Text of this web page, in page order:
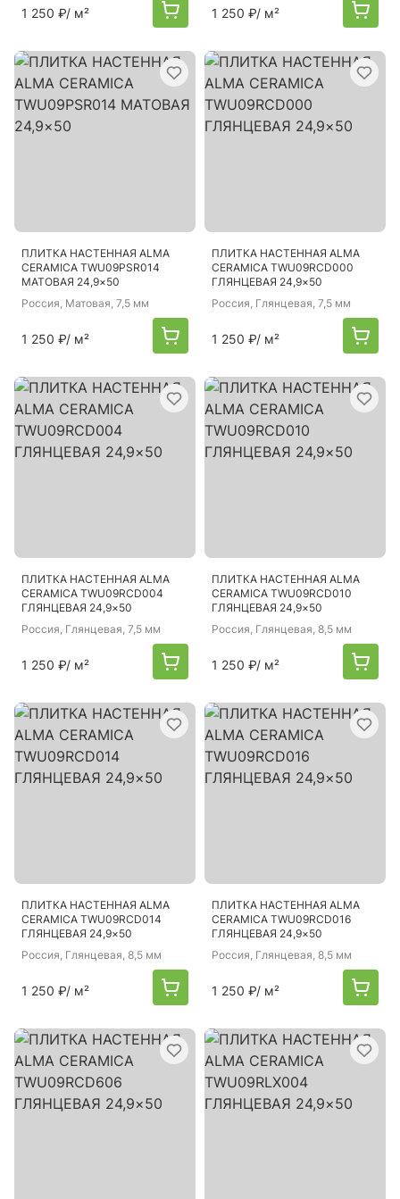
1 250 ₽/ м² 1 250 ₽/ м²
ПЛИТКА НАСТЕННАЯ ALMA
CERAMICA TWU09PSR014
МАТОВАЯ 24,9×50
Россия, Матовая, 7,5 мм
1 250 ₽/ м²
ПЛИТКА НАСТЕННАЯ ALMA
CERAMICA TWU09RCD000
ГЛЯНЦЕВАЯ 24,9×50
Россия, Глянцевая, 7,5 мм
1 250 ₽/ м²
ПЛИТКА НАСТЕННАЯ ALMA
CERAMICA TWU09RCD004
ГЛЯНЦЕВАЯ 24,9×50
Россия, Глянцевая, 7,5 мм
1 250 ₽/ м²
ПЛИТКА НАСТЕННАЯ ALMA
CERAMICA TWU09RCD010
ГЛЯНЦЕВАЯ 24,9×50
Россия, Глянцевая, 8,5 мм
1 250 ₽/ м²
ПЛИТКА НАСТЕННАЯ ALMA
CERAMICA TWU09RCD014
ГЛЯНЦЕВАЯ 24,9×50
Россия, Глянцевая, 8,5 мм
1 250 ₽/ м²
ПЛИТКА НАСТЕННАЯ ALMA
CERAMICA TWU09RCD016
ГЛЯНЦЕВАЯ 24,9×50
Россия, Глянцевая, 8,5 мм
1 250 ₽/ м²